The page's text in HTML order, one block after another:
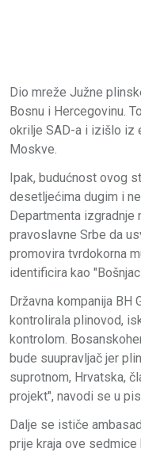
Dio mreže Južne
Bosnu i Hercegovinu.
okrilje SAD-a i izišlo iz
Moskve.
Ipak, budućnost ovog
desetljećima dugim i
Departmenta
pravoslavne Srbe da
promovira tvrdokorna
identificira kao
Državna kompanija BH
kontrolirala plinovod,
kontrolom.
bude suupravljač jer
suprotnom, Hrvatska,
projekt", navodi se u
Dalje se ističe
prije kraja ove